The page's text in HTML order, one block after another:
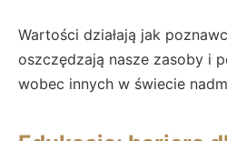
Wartości działają jak
oszczędzają nasze zasoby i
wobec innych w świecie